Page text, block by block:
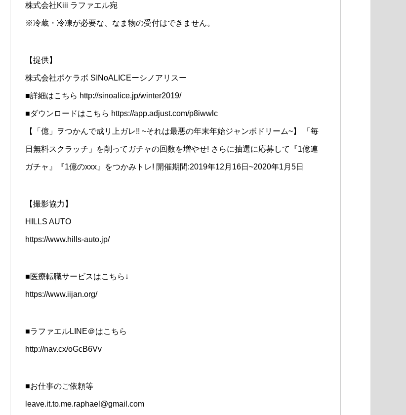
株式会社Kiii ラファエル宛
※冷蔵・冷凍が必要な、なま物の受付はできません。
【提供】
株式会社ポケラボ SINoALICEーシノアリスー
■詳細はこちら http://sinoalice.jp/winter2019/
■ダウンロードはこちら https://app.adjust.com/p8iwwlc
【「億」ヲつかんで成リ上ガレ!! ~それは最悪の年末年始ジャンボドリーム~】 「毎
日無料スクラッチ」を削ってガチャの回数を増やせ! さらに抽選に応募して『1億連
ガチャ』『1億のxxx』をつかみトレ! 開催期間:2019年12月16日~2020年1月5日
【撮影協力】
HILLS AUTO
https://www.hills-auto.jp/
■医療転職サービスはこちら↓
https://www.iijan.org/
■ラファエルLINE＠はこちら
http://nav.cx/oGcB6Vv
■お仕事のご依頼等
leave.it.to.me.raphael@gmail.com